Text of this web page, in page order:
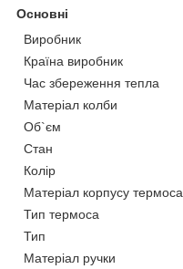
Основні
Виробник
Країна виробник
Час збереження тепла
Матеріал колби
Об`єм
Стан
Колір
Матеріал корпусу термоса
Тип термоса
Тип
Матеріал ручки